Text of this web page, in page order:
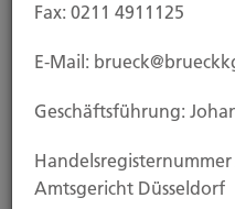
Aktuelle News
Fax: 0211 4911125
E-Mail:
Geschäftsführung:
Amtsgericht Düsseldorf